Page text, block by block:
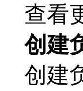
查看
创建
创建